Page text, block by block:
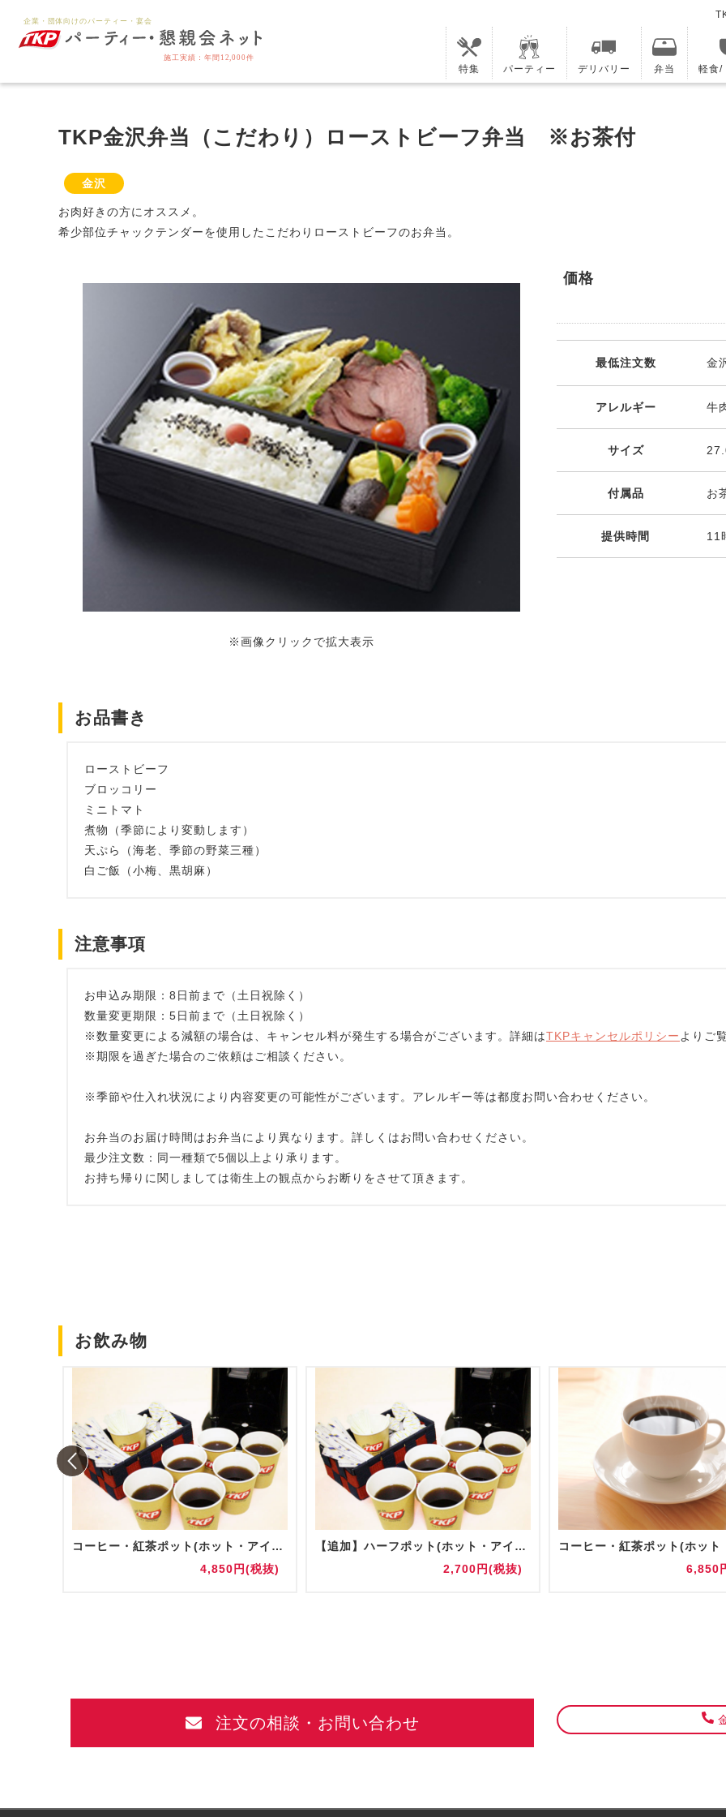
特集 パーティー デリバリー 弁当 軽食/
TKP金沢弁当（こだわり）ローストビーフ弁当 ※お茶付
金沢
お肉好きの方にオススメ。
希少部位チャックテンダーを使用したこだわりローストビーフのお弁当。
※画像クリックで拡大表示
価格
最低注文数 金
アレルギー 牛
サイズ
付属品 お
提供時間 11
お品書き
ローストビーフ
ブロッコリー
ミニトマト
煮物（季節により変動します）
天ぷら（海老、季節の野菜三種）
白ご飯（小梅、黒胡麻）
注意事項
お申込み期限：8日前まで（土日祝除く）
数量変更期限：5日前まで（土日祝除く）
※数量変更による減額の場合は、キャンセル料が発生する場合がございます。詳細はTKPキャンセルポリシー よりご
※期限を過ぎた場合のご依頼はご相談ください。
※季節や仕入れ状況により内容変更の可能性がございます。アレルギー等は都度お問い合わせください。
お弁当のお届け時間はお弁当により異なります。詳しくはお問い合わせください。
最少注文数：同一種類で5個以上より承ります。
お持ち帰りに関しましては衛生上の観点からお断りをさせて頂きます。
お飲み物
コーヒー・紅茶ポット(ホット・アイス)
4,850円(税抜)
【追加】ハーフポット(ホット・アイス)
2,700円(税抜)
6,850
注文の相談・お問い合わせ